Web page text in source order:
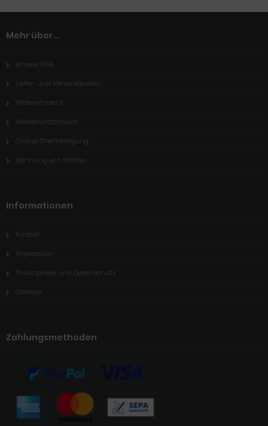
Mehr über...
Unsere AGB
Liefer- und Versandkosten
Widerrufsrecht
Wiederrufsformular
Online-Streitbeilegung
Nennung von Marken
Informationen
Kontakt
Impressum
Privatsphäre und Datenschutz
Sitemap
Zahlungsmethoden